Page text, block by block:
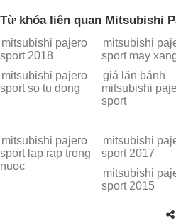
Từ khóa liên quan Mitsubishi
mitsubishi pajero
sport 2018
mitsubishi
sport may
mitsubishi pajero
sport so tu dong
giá lăn bánh
mitsubishi
sport
mitsubishi pajero
sport lap rap trong
nuoc
mitsubishi
sport 2017
mitsubishi
sport 2015